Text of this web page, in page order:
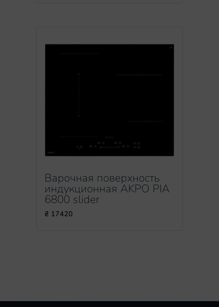
Варочная поверхность
индукционная AKPO PIA
6800 slider
₴ 17420